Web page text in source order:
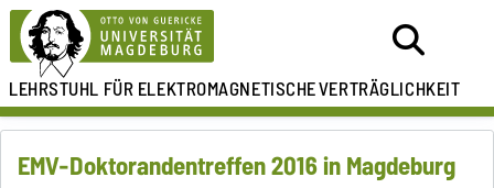
LEHRSTUHL FÜRELEKTROMAGNETISCHEVERTRÄGLICHKEIT
EMV-Doktorandentreffen 2016 in Magdeburg